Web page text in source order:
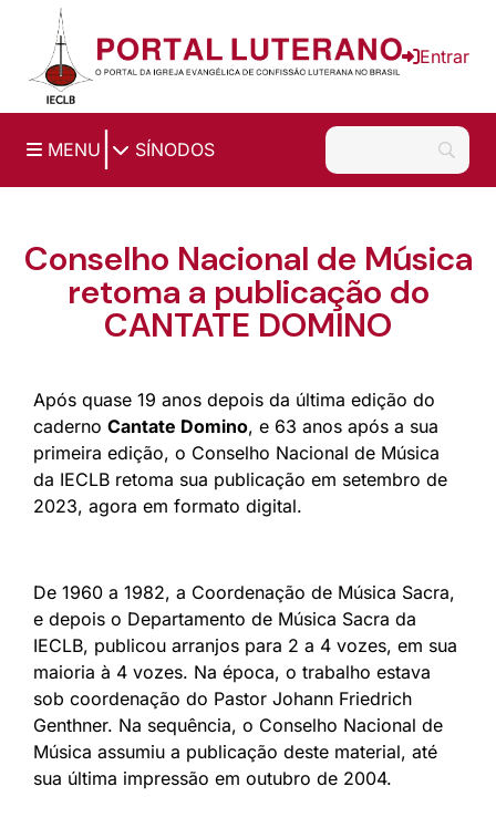
Ir para o conteúdo principal
Entrar
MENU SÍNODOS
Conselho Nacional de Música
retoma a publicação do
CANTATE DOMINO
Após quase 19 anos depois da última edição do
caderno Cantate Domino, e 63 anos após a sua
primeira edição, o Conselho Nacional de Música
da IECLB retoma sua publicação em setembro de
2023, agora em formato digital.
De 1960 a 1982, a Coordenação de Música Sacra,
e depois o Departamento de Música Sacra da
IECLB, publicou arranjos para 2 a 4 vozes, em sua
maioria à 4 vozes. Na época, o trabalho estava
sob coordenação do Pastor Johann Friedrich
Genthner. Na sequência, o Conselho Nacional de
Música assumiu a publicação deste material, até
sua última impressão em outubro de 2004.